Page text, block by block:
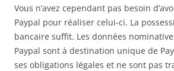
Vous n’avez cependant pas besoin
Paypal pour réaliser celui-ci. La
bancaire suffit. Les données
Paypal sont à destination unique de
ses obligations légales et ne sont pas